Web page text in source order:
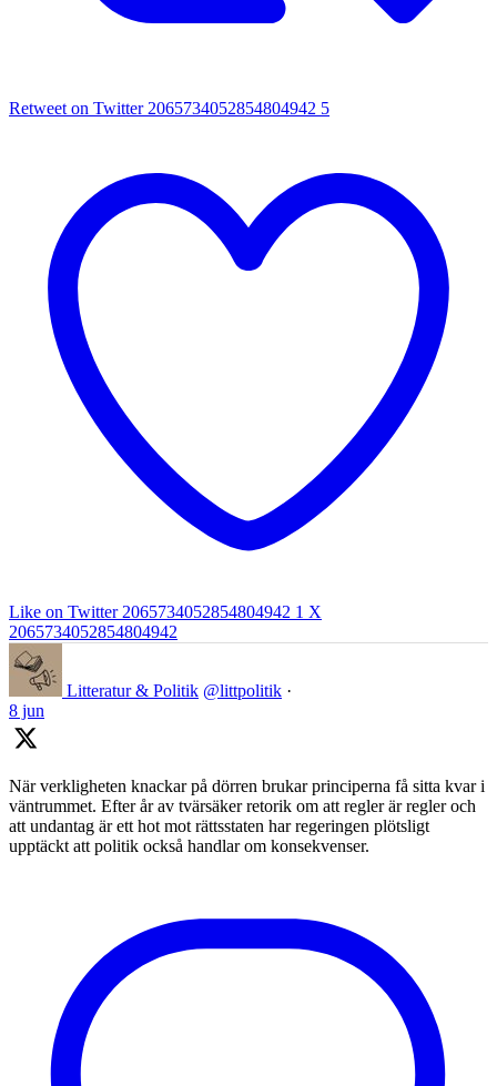
Retweet on Twitter 2065734052854804942 5
Like on Twitter 2065734052854804942 1 X
2065734052854804942
Litteratur & Politik @littpolitik ·
8 jun
När verkligheten knackar på dörren brukar principerna få sitta kvar i
väntrummet. Efter år av tvärsäker retorik om att regler är regler och
att undantag är ett hot mot rättsstaten har regeringen plötsligt
upptäckt att politik också handlar om konsekvenser.